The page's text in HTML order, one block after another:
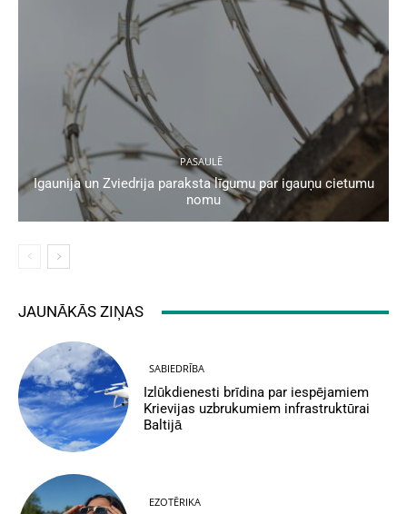
PASAULĒ
Igaunija un Zviedrija paraksta līgumu par igauņu cietumu
nomu
JAUNĀKĀS ZIŅAS
SABIEDRĪBA
Izlūkdienesti brīdina par iespējamiem
Krievijas uzbrukumiem infrastruktūrai
Baltijā
EZOTĒRIKA